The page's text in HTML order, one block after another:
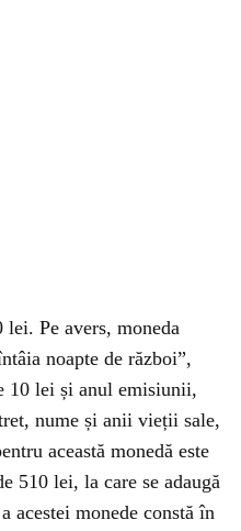
lei. Pe avers, moneda
noapte de război”,
10 lei și anul emisiunii,
nume și anii vieții sale,
această monedă este
510 lei, la care se adaugă
acestei monede constă în